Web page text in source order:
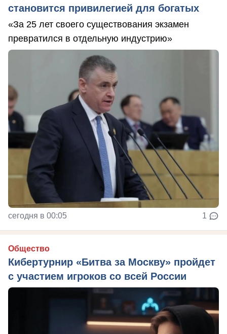
становится привилегией для богатых
«За 25 лет своего существования экзамен
превратился в отдельную индустрию»
сегодня в 00:05 1
Общество
Кибертурнир «Битва за Москву» пройдет
с участием игроков со всей России